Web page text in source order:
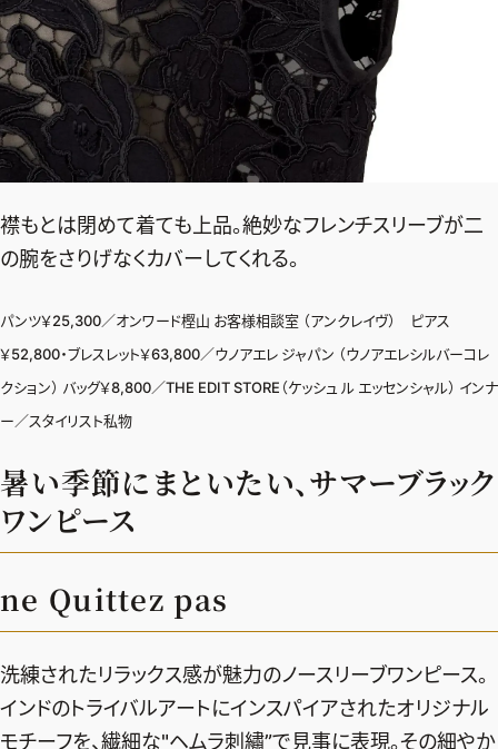
襟もとは閉めて着ても上品。絶妙なフレンチスリーブが二
の腕をさりげなくカバーしてくれる。
パンツ￥25,300／オンワード樫山 お客様相談室 （アンクレイヴ） ピアス
￥52,800・ブレスレット￥63,800／ウノアエレ ジャパン （ウノアエレシルバーコレ
クション） バッグ￥8,800／THE EDIT STORE（ケッシュ ル エッセンシャル） インナ
ー／スタイリスト私物
暑い季節にまといたい、サマーブラック
ワンピース
ne Quittez pas
洗練されたリラックス感が魅力のノースリーブワンピース。
インドのトライバルアートにインスパイアされたオリジナル
モチーフを、繊細な"ヘムラ刺繡”で見事に表現。その細やか